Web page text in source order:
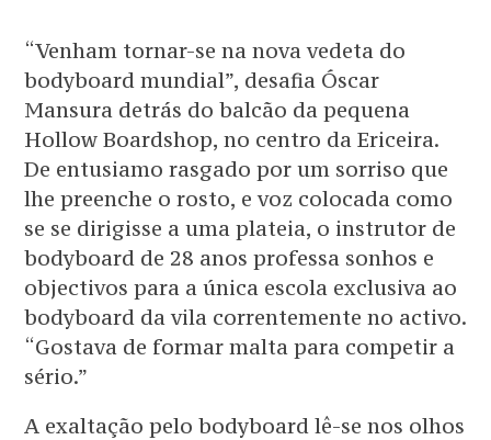
“Venham tornar-se na nova vedeta do
bodyboard mundial”, desafia Óscar
Mansura detrás do balcão da pequena
Hollow Boardshop, no centro da Ericeira.
De entusiamo rasgado por um sorriso que
lhe preenche o rosto, e voz colocada como
se se dirigisse a uma plateia, o instrutor de
bodyboard de 28 anos professa sonhos e
objectivos para a única escola exclusiva ao
bodyboard da vila correntemente no activo.
“Gostava de formar malta para competir a
sério.”
A exaltação pelo bodyboard lê-se nos olhos